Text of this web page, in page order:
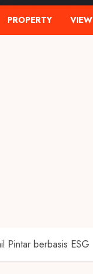
PROPERTY VIEW
Pintar berbasis ESG